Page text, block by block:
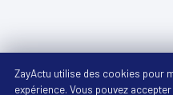
ZayActu utilise des cookies pour
expérience. Vous pouvez